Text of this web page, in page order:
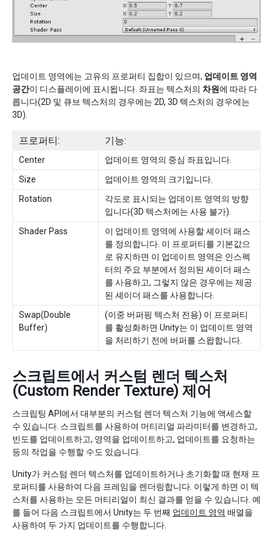
업데이트 영역에는 고유의 프로퍼티 집합이 있으며, 업데이트 영역
공간이 디스플레이에 표시됩니다. 좌표는 텍스처의 차원에 따라 다
릅니다(2D 및 큐브 텍스처의 경우에는 2D, 3D 텍스처의 경우에는
3D).
프로퍼티: 기능:
Center
업데이트 영역의 중심 좌표입니다.
Size
업데이트 영역의 크기입니다.
Rotation
각도로 표시되는 업데이트 영역의 방향
입니다(3D 텍스처에는 사용 불가).
Shader Pass
이 업데이트 영역에 사용할 셰이더 패스
를 정의합니다. 이 프로퍼티를 기본값으
로 유지하면 이 업데이트 영역은 인스펙
터의 주요 부분에서 정의된 셰이더 패스
를 사용하고, 그렇지 않은 경우에는 제공
된 셰이더 패스를 사용합니다.
Swap(Double
Buffer)
(이중 버퍼핑 텍스처 전용) 이 프로퍼티
를 활성화하면 Unity는 이 업데이트 영역
을 처리하기 전에 버퍼를 스왑합니다.
스크립트에서 커스텀 렌더 텍스처
(Custom Render Texture) 제어
스크립팅 API에서 대부분의 커스텀 렌더 텍스처 기능에 액세스할
수 있습니다. 스크립트를 사용하여 머티리얼 파라미터를 변경하고,
빈도를 업데이트하고, 영역을 업데이트하고, 업데이트를 요청하는
등의 작업을 수행할 수도 있습니다.
Unity가 커스텀 렌더 텍스처를 업데이트하거나 초기화할 때 현재 프
로퍼티를 사용하여 다음 프레임을 렌더링합니다. 이렇게 하면 이 텍
스처를 사용하는 모든 머티리얼이 최신 결과를 얻을 수 있습니다. 예
를 들어 다음 스크립트에서 Unity는 두 번째 업데이트 영역 배열을
사용하여 두 가지 업데이트를 수행합니다.